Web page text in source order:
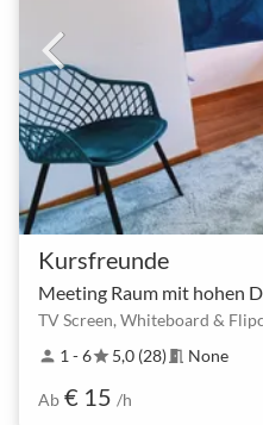
Kursfreunde
person 1 - 6star5,0 (28) meeting_room None
Ab € 15 /h